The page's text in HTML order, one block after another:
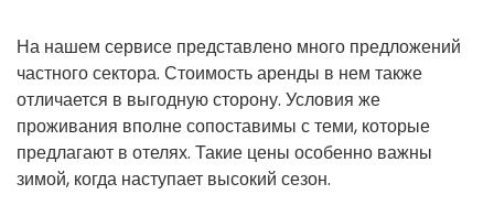
На нашем сервисе представлено много предложений
частного сектора. Стоимость аренды в нем также
отличается в выгодную сторону. Условия же
проживания вполне сопоставимы с теми, которые
предлагают в отелях. Такие цены особенно важны
зимой, когда наступает высокий сезон.